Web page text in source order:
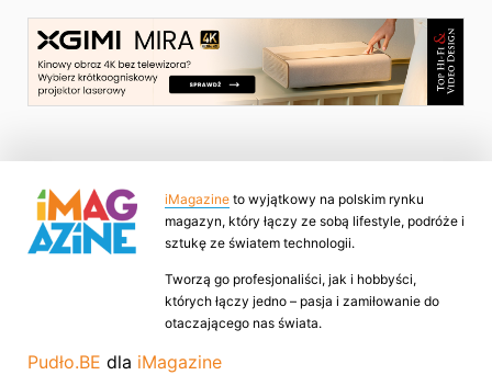
iMagazine to wyjątkowy na polskim rynku
magazyn, który łączy ze sobą lifestyle, podróże i
sztukę ze światem technologii.
Tworzą go profesjonaliści, jak i hobbyści,
których łączy jedno – pasja i zamiłowanie do
otaczającego nas świata.
Pudło.BE dla iMagazine